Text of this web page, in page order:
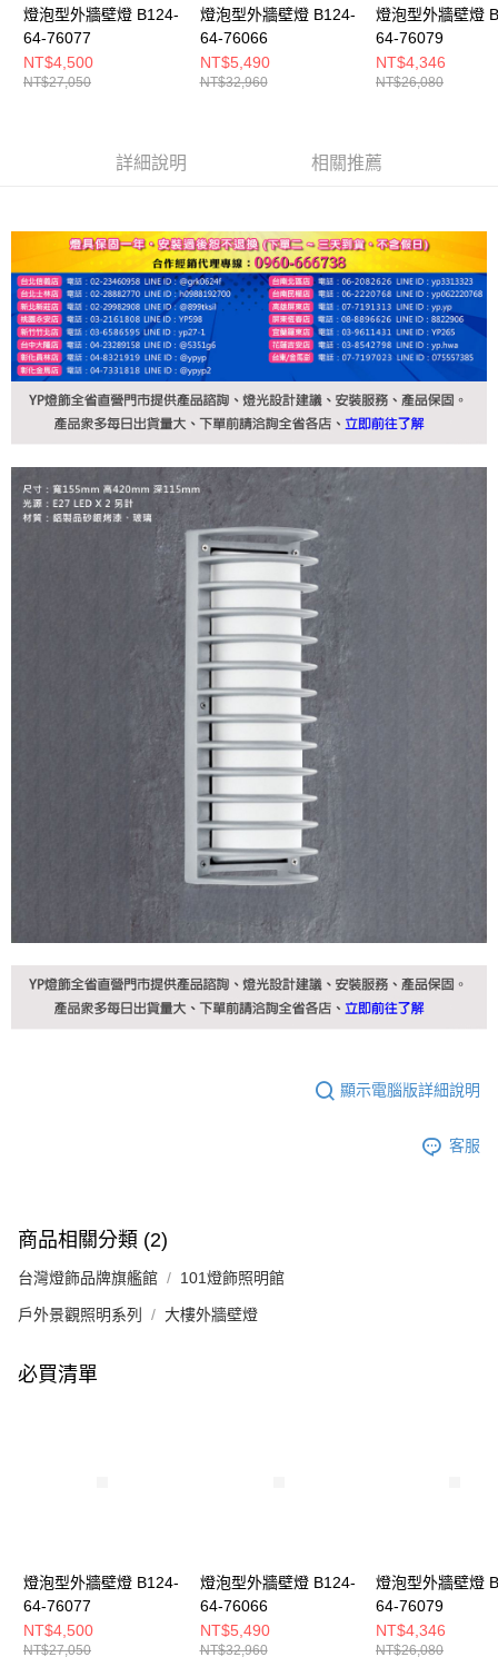
時審查核予不同之上限額度；若仍有額度不足之情形，本公司將視審查結果
請求用戶進行身份認證。
恩沛科技股份有限公司將有權停止該用戶之使用額度並採取法律行動。
燈泡型外牆壁燈 B124-
64-76077
NT$4,500
NT$27,050
燈泡型外牆壁燈 B124-
64-76066
NT$5,490
NT$32,960
燈泡型外牆壁燈
64-76079
NT$4,346
NT$26,080
詳細說明 相關推薦
顯示電腦版詳細說明
客服
商品相關分類 (2)
台灣燈飾品牌旗艦館 101燈飾照明館
戶外景觀照明系列 大樓外牆壁燈
必買清單
燈泡型外牆壁燈 B124-
64-76077
NT$4,500
NT$27,050
燈泡型外牆壁燈 B124-
64-76066
NT$5,490
NT$32,960
燈泡型外牆壁燈
64-76079
NT$4,346
NT$26,080